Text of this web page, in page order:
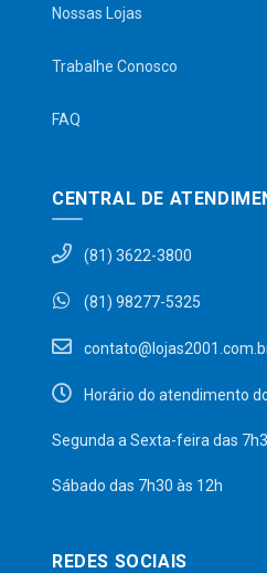
Nossas Lojas
Trabalhe Conosco
FAQ
CENTRAL DE
(81) 3622-3800
(81) 98277-5325
Horário do atendimento
Segunda a Sexta-feira das
Sábado das 7h30 às 12h
REDES SOCIAIS